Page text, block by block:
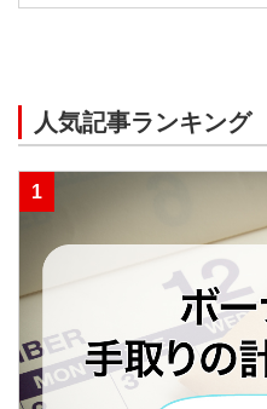
人気記事ランキング